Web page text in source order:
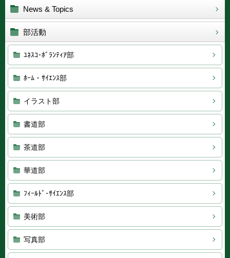
News & Topics
部活動
ﾕﾈｽｺ･ﾎﾞﾗﾝﾃｨｱ部
ﾎｰﾑ・ｻｲｴﾝｽ部
イラスト部
書道部
茶道部
華道部
ﾌｨｰﾙﾄﾞ･ｻｲｴﾝｽ部
美術部
写真部